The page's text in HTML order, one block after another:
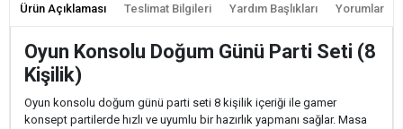
Ürün Açıklaması Teslimat Bilgileri Yardım Başlıkları Yorumlar
Oyun Konsolu Doğum Günü Parti Seti (8
Kişilik)
Oyun konsolu doğum günü parti seti 8 kişilik içeriği ile gamer
konsept partilerde hızlı ve uyumlu bir hazırlık yapmanı sağlar. Masa